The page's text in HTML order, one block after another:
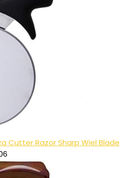
Cutter Razor Sharp Wiel Blade